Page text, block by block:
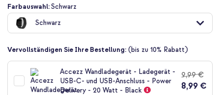
Zum
Anfang
der
Bildgalerie
Farbauswahl:Schwarz
Schwarz
Vervollständigen Sie Ihre Bestellung: (bis zu 10% Rabatt)
Accezz Wandladegerät - Ladegerät -
USB-C- und USB-Anschluss - Power
Delivery - 20 Watt - Black
9,99 €
8,99 €